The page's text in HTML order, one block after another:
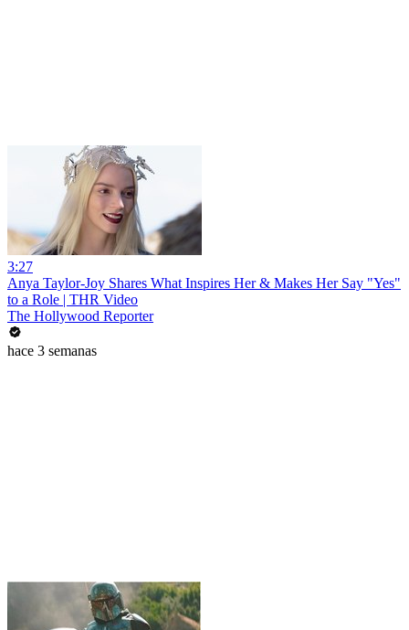
3:27
Anya Taylor-Joy Shares What Inspires Her & Makes Her Say "Yes"
to a Role | THR Video
The Hollywood Reporter
hace 3 semanas